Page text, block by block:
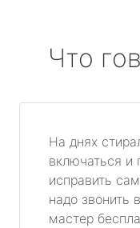
Что
На днях
включаться и
исправить
надо звонить
мастер